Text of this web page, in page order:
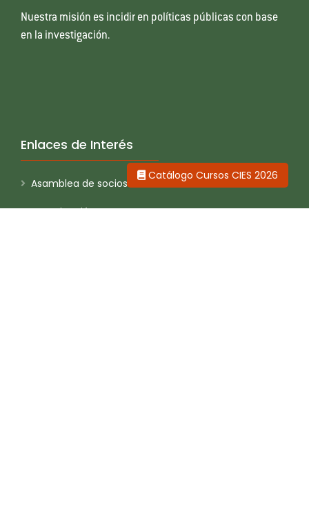
Nuestra misión es incidir en políticas públicas con base
en la investigación.
Enlaces de Interés
Asamblea de socios
Investigación
Catálogo Cursos CIES 2026